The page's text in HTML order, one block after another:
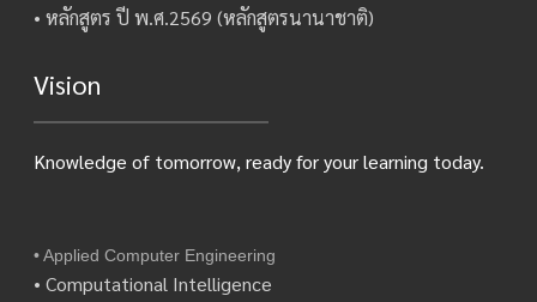
• หลักสูตร ปี พ.ศ.2569 (หลักสูตรนานาชาติ)
Vision
Knowledge of tomorrow, ready for your learning today.
• Applied Computer Engineering
• Computational Intelligence